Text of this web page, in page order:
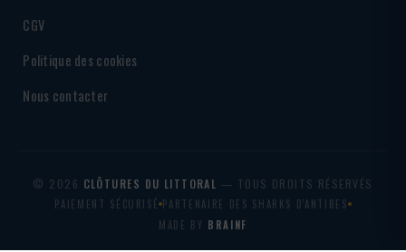
CGV
Politique des cookies
Nous contacter
© 2026 CLÔTURES DU LITTORAL — TOUS DROITS RÉSERVÉS
PAIEMENT SÉCURISÉ PARTENAIRE DES SHARKS D'ANTIBES
MADE BY BRAINF